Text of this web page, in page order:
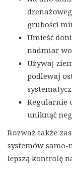
grubości
Umieść
nadmiar
Używaj
podlewaj
Regularnie
uniknąć
Rozważ także
systemów
lepszą kontrolę